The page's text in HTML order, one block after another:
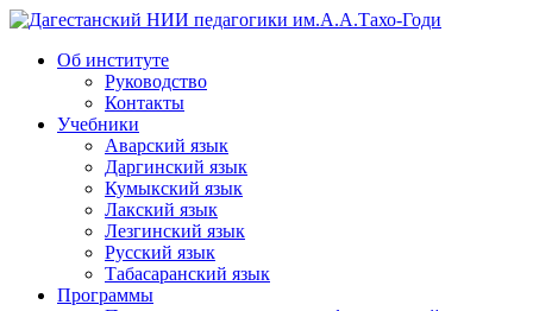
Дагестанский НИИ педагогики им.А.А.Тахо-Годи
Об институте
Руководство
Контакты
Учебники
Аварский язык
Даргинский язык
Кумыкский язык
Лакский язык
Лезгинский язык
Русский язык
Табасаранский язык
Программы